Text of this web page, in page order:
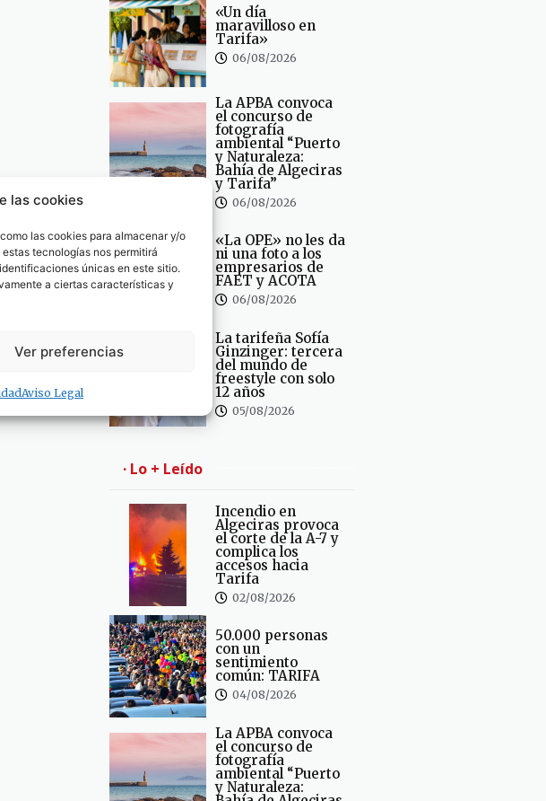
las cookies
las cookies para almacenar y/o
tecnologías nos permitirá
únicas en este sitio.
a ciertas características y
Ver preferencias
Aviso Legal
«Un día
maravilloso en
Tarifa»
06/08/2026
La APBA convoca
el concurso de
fotografía
ambiental “Puerto
y Naturaleza:
Bahía de Algeciras
y Tarifa”
06/08/2026
«La OPE» no les da
ni una foto a los
empresarios de
FAET y ACOTA
06/08/2026
La tarifeña Sofía
Ginzinger: tercera
del mundo de
freestyle con solo
12 años
05/08/2026
· Lo + Leído
Incendio en
Algeciras provoca
el corte de la A-7 y
complica los
accesos hacia
Tarifa
02/08/2026
50.000 personas
con un
sentimiento
común: TARIFA
04/08/2026
La APBA convoca
el concurso de
fotografía
ambiental “Puerto
y Naturaleza: